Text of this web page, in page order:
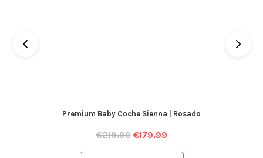
Premium Baby Coche Sienna | Rosado
€219.99 €179.99